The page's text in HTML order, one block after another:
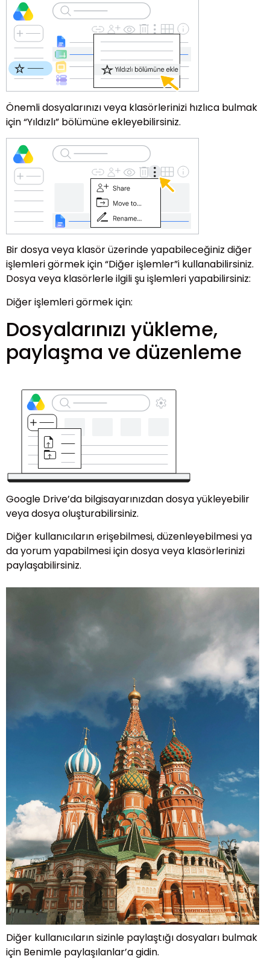
Önemli dosyalarınızı veya klasörlerinizi hızlıca bulmak
için “Yıldızlı” bölümüne ekleyebilirsiniz.
Bir dosya veya klasör üzerinde yapabileceğiniz diğer
işlemleri görmek için “Diğer işlemler”i kullanabilirsiniz.
Dosya veya klasörlerle ilgili şu işlemleri yapabilirsiniz:
Diğer işlemleri görmek için:
Dosyalarınızı yükleme,
paylaşma ve düzenleme
Google Drive’da bilgisayarınızdan dosya yükleyebilir
veya dosya oluşturabilirsiniz.
Diğer kullanıcıların erişebilmesi, düzenleyebilmesi ya
da yorum yapabilmesi için dosya veya klasörlerinizi
paylaşabilirsiniz.
Diğer kullanıcıların sizinle paylaştığı dosyaları bulmak
için Benimle paylaşılanlar’a gidin.